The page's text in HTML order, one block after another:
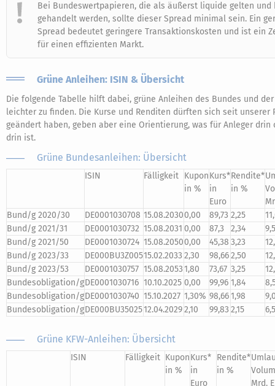
Bei Bundeswertpapieren, die als äußerst liquide gelten und
gehandelt werden, sollte dieser Spread minimal sein. Ein
Spread bedeutet geringere Transaktionskosten und ist ein
für einen effizienten Markt.
Grüne Anleihen: ISIN & Übersicht
Die folgende Tabelle hilft dabei, grüne Anleihen des Bundes und der
leichter zu finden. Die Kurse und Renditen dürften sich seit unserer
geändert haben, geben aber eine Orientierung, was für Anleger drin
drin ist.
Grüne Bundesanleihen: Übersicht
ISIN Fälligkeit Kupon
in %
Kurs*
in
Euro
Rendite*
in %
Bund/g 2020/30
DE0001030708 15.08.20300,00 89,73 2,25
Bund/g 2021/31
DE0001030732 15.08.2031 0,00 87,3 2,34
9,5
Bund/g 2021/50
DE0001030724 15.08.20500,00 45,38 3,23
Bund/g 2023/33
DE000BU3Z00515.02.2033 2,30 98,662,50
Bund/g 2023/53
DE0001030757 15.08.20531,80 73,67 3,25
Bundesobligation/gDE0001030716 10.10.2025 0,00 99,96 1,84
Bundesobligation/gDE0001030740 15.10.2027 1,30% 98,661,98
Bundesobligation/gDE000BU3502512.04.20292,10 99,83 2,15 6,5
Grüne KFW-Anleihen: Übersicht
ISIN Fälligkeit Kupon
in %
Kurs*
in
Euro
Rendite*
in %
Mrd.